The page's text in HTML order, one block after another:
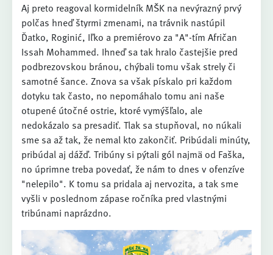
Aj preto reagoval kormidelník MŠK na nevýrazný prvý
polčas hneď štyrmi zmenami, na trávnik nastúpil
Ďatko, Roginić, Iľko a premiérovo za "A"-tím Afričan
Issah Mohammed. Ihneď sa tak hralo častejšie pred
podbrezovskou bránou, chýbali tomu však strely či
samotné šance. Znova sa však pískalo pri každom
dotyku tak často, no nepomáhalo tomu ani naše
otupené útočné ostrie, ktoré vymýšľalo, ale
nedokázalo sa presadiť. Tlak sa stupňoval, no núkali
sme sa až tak, že nemal kto zakončiť. Pribúdali minúty,
pribúdal aj dážď. Tribúny si pýtali gól najmä od Faška,
no úprimne treba povedať, že nám to dnes v ofenzíve
"nelepilo". K tomu sa pridala aj nervozita, a tak sme
vyšli v poslednom zápase ročníka pred vlastnými
tribúnami naprázdno.